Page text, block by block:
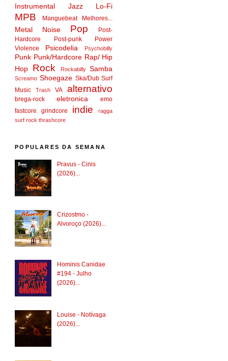
Instrumental Jazz Lo-Fi
MPB Manguebeat Melhores...
Metal Noise Pop
Post-
Hardcore
Post-punk
Power
Violence
Psicodelia Psychobilly
Punk Punk/Hardcore Rap/ Hip
Hop
Rock Rockabilly Samba
Screamo Shoegaze Ska/Dub Surf
Music
Trash VA alternativo
brega-rock eletronica
emo
fastcore
grindcore indie
ragga
surf rock thrashcore
POPULARES DA SEMANA
Pravus - Cinis
(2026)...
Crizostmo -
Alvoroço (2026)...
Hominis Canidae
#194 - Julho
(2026)...
Louise - Notívaga
(2026)...